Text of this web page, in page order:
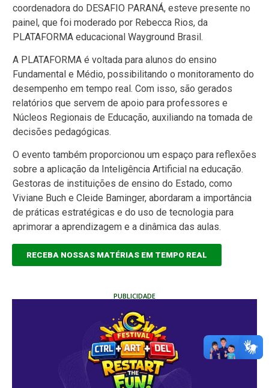
coordenadora do DESAFIO PARANÁ, esteve presente no
painel, que foi moderado por Rebecca Rios, da
PLATAFORMA educacional Wayground Brasil.
A PLATAFORMA é voltada para alunos do ensino
Fundamental e Médio, possibilitando o monitoramento do
desempenho em tempo real. Com isso, são gerados
relatórios que servem de apoio para professores e
Núcleos Regionais de Educação, auxiliando na tomada de
decisões pedagógicas.
O evento também proporcionou um espaço para reflexões
sobre a aplicação da Inteligência Artificial na educação.
Gestoras de instituições de ensino do Estado, como
Viviane Buch e Cleide Baminger, abordaram a importância
de práticas estratégicas e do uso de tecnologia para
aprimorar a aprendizagem e a dinâmica das aulas.
RECEBA NOSSAS MATÉRIAS EM TEMPO REAL
PUBLICIDADE